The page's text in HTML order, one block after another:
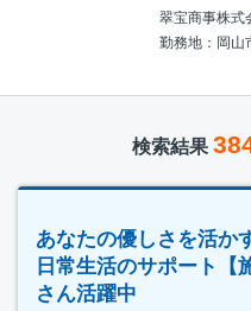
翠宝商事株式
勤務地：岡山
検索結果
あなたの優しさを活か
日常生活のサポート【
さん活躍中